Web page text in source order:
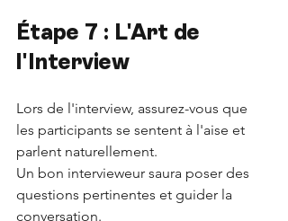
Étape 7 : L'Art de
l'Interview
Lors de l'interview, assurez-vous que
les participants se sentent à l'aise et
parlent naturellement.
Un bon intervieweur saura poser des
questions pertinentes et guider la
conversation.